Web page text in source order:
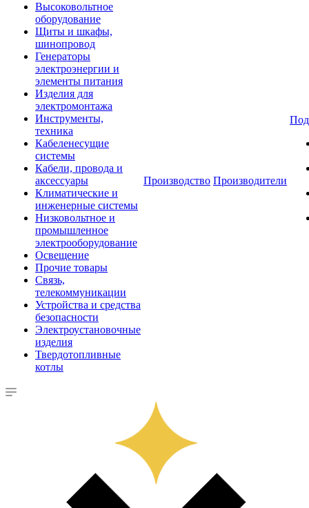
Высоковольтное
оборудование
Щиты и шкафы,
шинопровод
Генераторы
электроэнергии и
элементы питания
Изделия для
электромонтажа
Инструменты,
техника
Кабеленесущие
системы
Кабели, провода и
аксессуары
Климатические и
инженерные системы
Низковольтное и
промышленное
электрооборудование
Освещение
Прочие товары
Связь,
телекоммуникации
Устройства и средства
безопасности
Электроустановочные
изделия
Твердотопливные
котлы
Производство Производители